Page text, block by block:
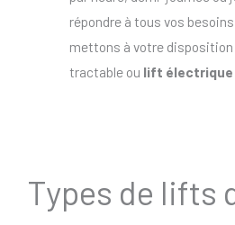
répondre à tous vos
mettons à votre
tractable ou lift électrique
Types de lifts